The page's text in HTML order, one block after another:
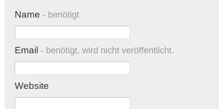
Name - benötigt
Email - benötigt, wird nicht veröffentlicht.
Website